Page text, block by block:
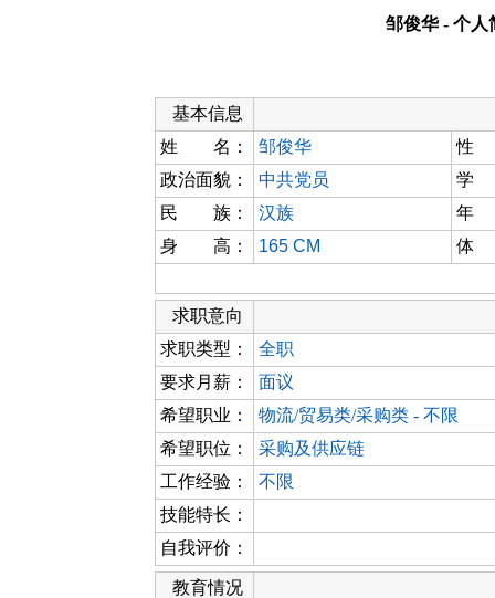
邹俊华 - 个人
基本信息
姓 名：
邹俊华
性
政治面貌：
中共党员
学
民 族：
汉族
年
身 高：
165 CM 体
求职意向
求职类型：
全职
要求月薪：
面议
希望职业：
物流/贸易类/采购类 - 不限
希望职位：
采购及供应链
工作经验：
不限
技能特长：
自我评价：
教育情况